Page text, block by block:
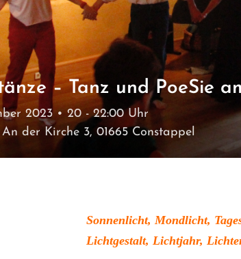
– Tanz und PoeSie
2023• 20 - 22:00 Uhr
der Kirche 3, 01665 Constappel
Sonnenlicht, Mondlicht,
Lichtgestalt, Lichtjahr,